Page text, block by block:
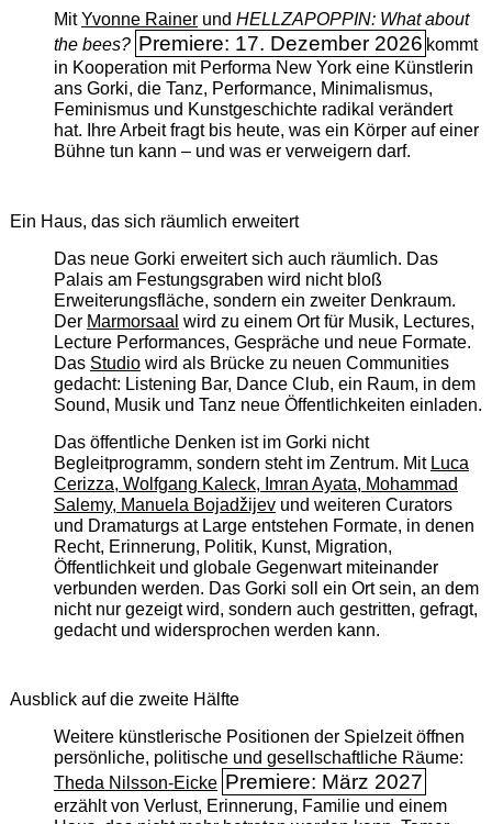
MitYvonne Rainerund HELLZAPOPPIN: What about
the bees? Premiere: 17. Dezember 2026 kommt
in Kooperation mit Performa New York eine Künstlerin
ans Gorki, die Tanz, Performance, Minimalismus,
Feminismus und Kunstgeschichte radikal verändert
hat. Ihre Arbeit fragt bis heute, was ein Körper auf einer
Bühne tun kann – und was er verweigern darf.
Ein Haus, das sich räumlich erweitert
Das neue Gorki erweitert sich auch räumlich. Das
Palais am Festungsgraben wird nicht bloß
Erweiterungsfläche, sondern ein zweiter Denkraum.
Der Marmorsaal wird zu einem Ort für Musik, Lectures,
Lecture Performances, Gespräche und neue Formate.
Das Studiowird als Brücke zu neuen Communities
gedacht: Listening Bar, Dance Club, ein Raum, in dem
Sound, Musik und Tanz neue Öffentlichkeiten einladen.
Das öffentliche Denken ist im Gorki nicht
Begleitprogramm, sondern steht im Zentrum. Mit Luca
Cerizza, Wolfgang Kaleck, Imran Ayata, Mohammad
Salemy, Manuela Bojadžijevund weiteren Curators
und Dramaturgs at Large entstehen Formate, in denen
Recht, Erinnerung, Politik, Kunst, Migration,
Öffentlichkeit und globale Gegenwart miteinander
verbunden werden. Das Gorki soll ein Ort sein, an dem
nicht nur gezeigt wird, sondern auch gestritten, gefragt,
gedacht und widersprochen werden kann.
Ausblick auf die zweite Hälfte
Weitere künstlerische Positionen der Spielzeit öffnen
persönliche, politische und gesellschaftliche Räume:
Theda Nilsson-Eicke Premiere: März 2027
erzählt von Verlust, Erinnerung, Familie und einem